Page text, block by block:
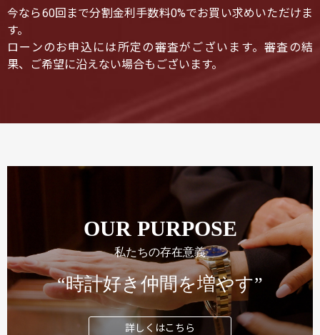
今なら60回まで分割金利手数料0%でお買い求めいただけま
す。
ローンのお申込には所定の審査がございます。審査の結
果、ご希望に沿えない場合もございます。
OUR PURPOSE
私たちの存在意義
“時計好き仲間を増やす”
詳しくはこちら